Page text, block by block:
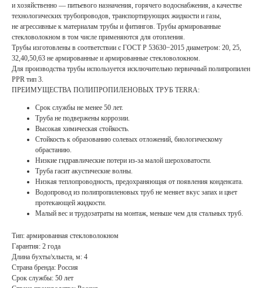
и хозяйственно — питьевого назначения, горячего водоснабжения, а качестве
технологических трубопроводов, транспортирующих жидкости и газы,
не агрессивные к материалам трубы и фитингов. Трубы армированные
стекловолокном в том числе применяются для отопления.
Трубы изготовлены в соответствии с ГОСТ Р 53630−2015 диаметром: 20, 25,
32,40,50,63 не армированные и армированные стекловолокном.
Для производства трубы используется исключительно первичный полипропилен
PPR тип 3.
ПРЕИМУЩЕСТВА ПОЛИПРОПИЛЕНОВЫХ ТРУБ TERRA:
Срок службы не менее 50 лет.
Труба не подвержены коррозии.
Высокая химическая стойкость.
Стойкость к образованию солевых отложений, биологическому
обрастанию.
Низкие гидравлические потери из-за малой шероховатости.
Труба гасит акустические волны.
Низкая теплопроводность, предохраняющая от появления конденсата.
Водопровод из полипропиленовых труб не меняет вкус запах и цвет
протекающей жидкости.
Малый вес и трудозатраты на монтаж, меньше чем для стальных труб.
Тип: армированная стекловолокном
Гарантия: 2 года
Длина бухты/хлыста, м: 4
Страна бренда: Россия
Срок службы: 50 лет